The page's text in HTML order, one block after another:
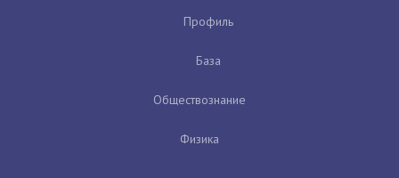
Профиль
База
Обществознание
Физика